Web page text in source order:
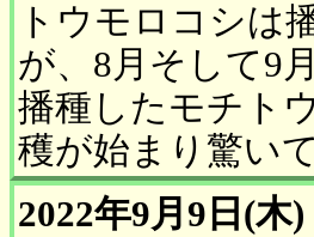
トウモロコシは
が、8月そして9
播種したモチト
穫が始まり驚い
2022年9月9日(木)